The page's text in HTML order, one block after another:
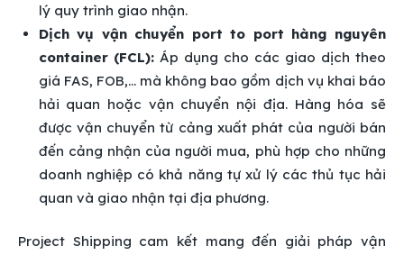
lý quy trình giao nhận.
Dịch vụ vận chuyển port to port hàng nguyên
container (FCL): Áp dụng cho các giao dịch theo
giá FAS, FOB,… mà không bao gồm dịch vụ khai báo
hải quan hoặc vận chuyển nội địa. Hàng hóa sẽ
được vận chuyển từ cảng xuất phát của người bán
đến cảng nhận của người mua, phù hợp cho những
doanh nghiệp có khả năng tự xử lý các thủ tục hải
quan và giao nhận tại địa phương.
Project Shipping cam kết mang đến giải pháp vận